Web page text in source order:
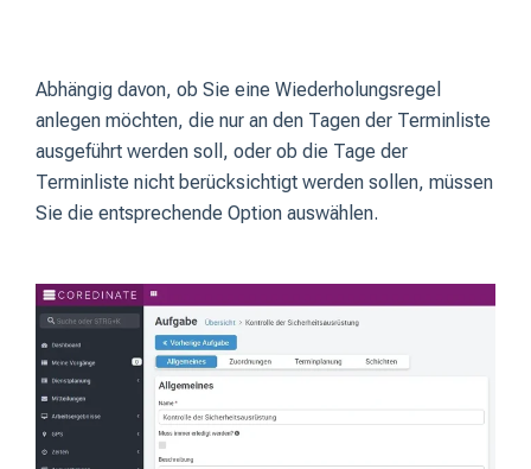
Abhängig davon, ob Sie eine Wiederholungsregel
anlegen möchten, die nur an den Tagen der Terminliste
ausgeführt werden soll, oder ob die Tage der
Terminliste nicht berücksichtigt werden sollen, müssen
Sie die entsprechende Option auswählen.